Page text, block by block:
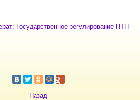
Государственное регулирование НТП
Назад